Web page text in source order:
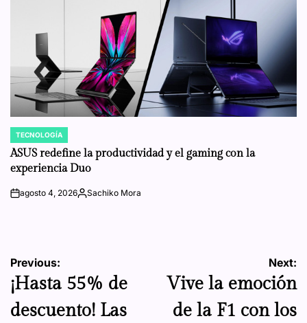
POSTED
IN
TECNOLOGÍA
ASUS redefine la productividad y el gaming con la
experiencia Duo
onagosto 4, 2026Posted
Sachiko Mora
Navegación
de
entradas
Previous:
¡Hasta 55% de
descuento! Las
Next:
Vive la emoción
de la F1 con los